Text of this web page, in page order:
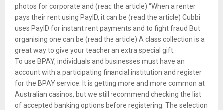
photos for corporate and (read the article) “When a renter
pays their rent using PayID, it can be (read the article) Cubbi
uses PayID for instant rent payments and to fight fraud But
organising one can be (read the article) A class collection is a
great way to give your teacher an extra special gift.
To use BPAY, individuals and businesses must have an
account with a participating financial institution and register
for the BPAY service. It is getting more and more common at
Australian casinos, but we still recommend checking the list
of accepted banking options before registering. The selection